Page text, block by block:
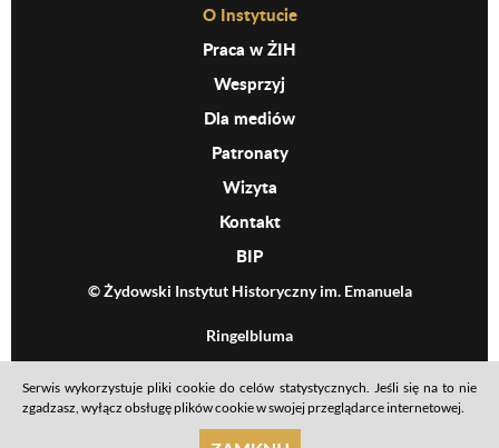
Before Footer MenuO Instytucie
Praca w ŻIH
Wesprzyj
Dla mediów
Patronaty
Wizyta
Kontakt
BIP
© Żydowski Instytut Historyczny im. Emanuela
Ringelbluma
Footer menu
Mapa serwisu Polityka prywatności Deklaracja dostępności
Serwis wykorzystuje pliki cookie do celów statystycznych. Jeśli się na to nie
zgadzasz, wyłącz obsługę plików cookie w swojej przeglądarce internetowej.